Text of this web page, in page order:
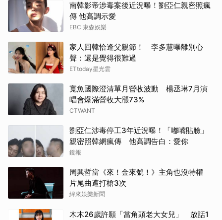
南韓影帝涉毒案後近況曝！劉亞仁親密照瘋
傳 他高調示愛
EBC 東森娛樂
家人回韓恰逢父親節！ 李多慧曝離別心
聲：還是覺得很難過
ETtoday星光雲
寬魚國際澄清單月營收波動 楊丞琳7月演
唱會爆滿營收大漲73%
CTWANT
劉亞仁涉毒停工3年近況曝！「嘟嘴貼臉」
親密照韓網瘋傳 他高調告白：愛你
鏡報
周興哲當《來！金來號！》主角也沒特權
片尾曲遭打槍3次
緯來娛樂新聞
木木26歲許願「當角頭老大女兒」 放話1